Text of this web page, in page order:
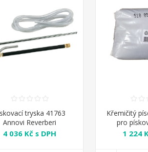
tryska 41763
Annovi Reverberi
4 036 Kč s DPH
Křemičitý
pro
1 224